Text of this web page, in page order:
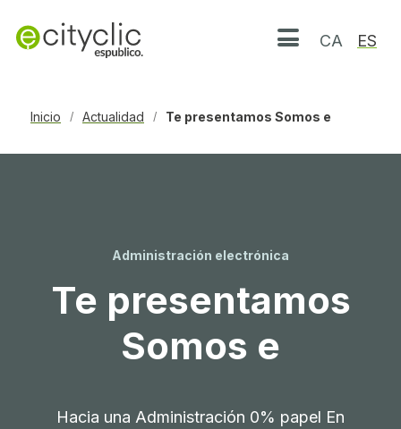
Abrir menú
CA ES
Inicio / Actualidad / Te presentamos Somos e
Administración electrónica
Te presentamos
Somos e
Hacia una Administración 0% papel En